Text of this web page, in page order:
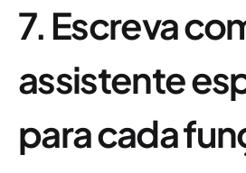
7. Escreva
assistente
para cada